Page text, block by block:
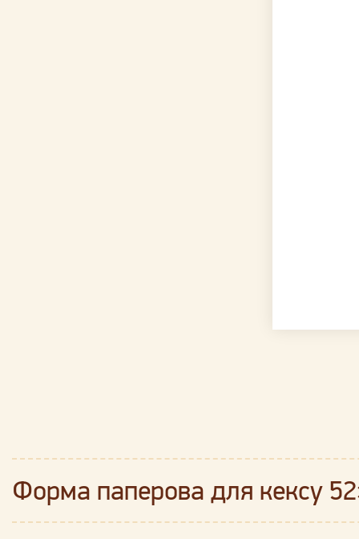
Форма паперова для кексу